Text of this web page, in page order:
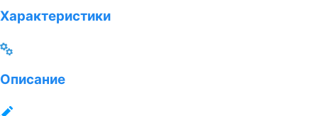
Характеристики
Описание